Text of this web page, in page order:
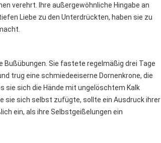
verehrt. Ihre außergewöhnliche Hingabe an
Liebe zu den Unterdrückten, haben sie zu
Bußübungen. Sie fastete regelmäßig drei Tage
trug eine schmiedeeiserne Dornenkrone, die
sie sich die Hände mit ungelöschtem Kalk
sie sich selbst zufügte, sollte ein Ausdruck ihrer
ein, als ihre Selbstgeißelungen ein